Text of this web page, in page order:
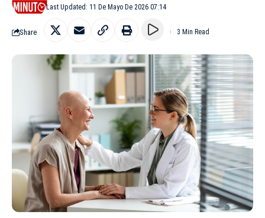
Last Updated: 11 De Mayo De 2026 07:14
Share 3 Min Read